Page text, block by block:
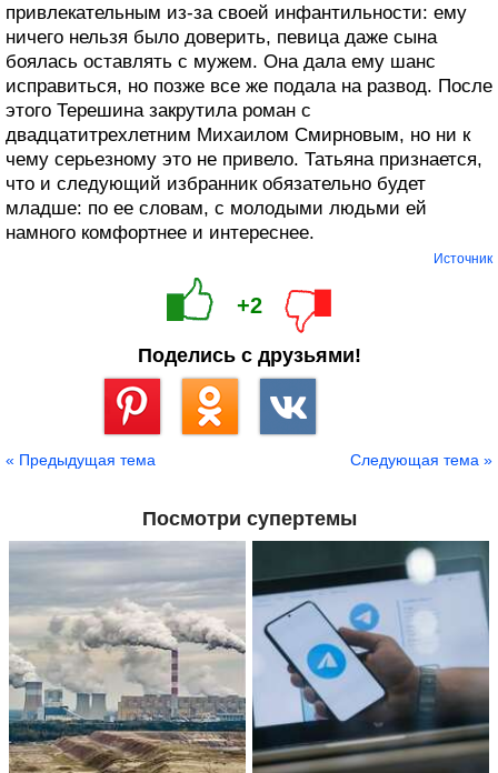
привлекательным из-за своей инфантильности: ему
ничего нельзя было доверить, певица даже сына
боялась оставлять с мужем. Она дала ему шанс
исправиться, но позже все же подала на развод. После
этого Терешина закрутила роман с
двадцатитрехлетним Михаилом Смирновым, но ни к
чему серьезному это не привело. Татьяна признается,
что и следующий избранник обязательно будет
младше: по ее словам, с молодыми людьми ей
намного комфортнее и интереснее.
Источник
+2
Поделись с друзьями!
« Предыдущая тема Следующая тема »
Посмотри супертемы